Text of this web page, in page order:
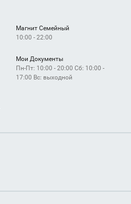
Магнит Семейный
10:00 - 22:00
Мои Документы
Пн-Пт: 10:00 - 20:00 Сб: 10:00 -
17:00 Вс: выходной